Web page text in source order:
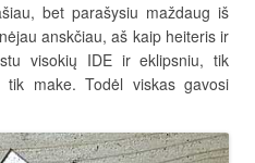
bet parašysiu maždaug iš
anskčiau, aš kaip heiteris ir
visokių IDE ir eklipsniu, tik
make. Todėl viskas gavosi